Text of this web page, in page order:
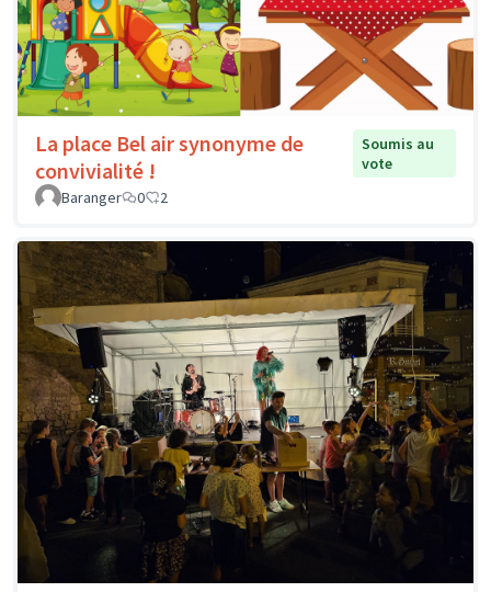
La place Bel air synonyme de
convivialité !
Soumis au
vote
Baranger
0 2